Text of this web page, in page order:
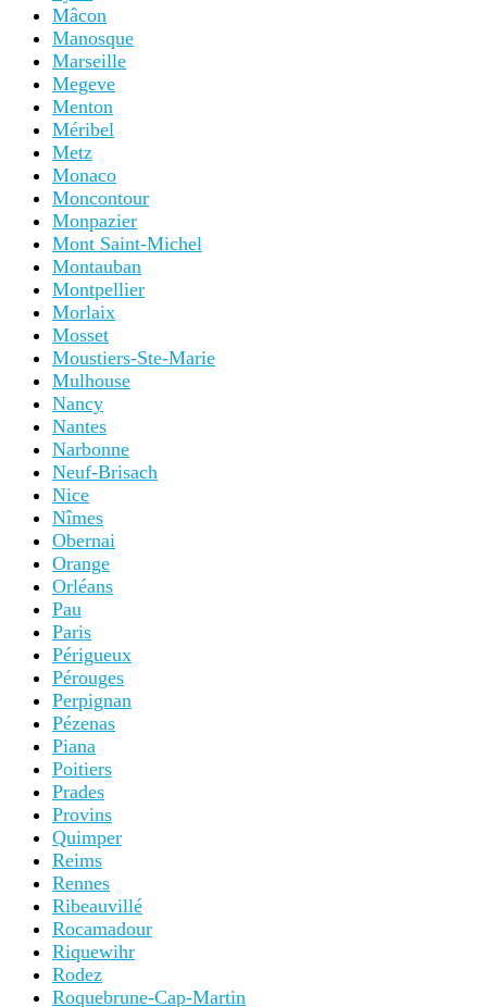
Mâcon
Manosque
Marseille
Megeve
Menton
Méribel
Metz
Monaco
Moncontour
Monpazier
Mont Saint-Michel
Montauban
Montpellier
Morlaix
Mosset
Moustiers-Ste-Marie
Mulhouse
Nancy
Nantes
Narbonne
Neuf-Brisach
Nice
Nîmes
Obernai
Orange
Orléans
Pau
Paris
Périgueux
Pérouges
Perpignan
Pézenas
Piana
Poitiers
Prades
Provins
Quimper
Reims
Rennes
Ribeauvillé
Rocamadour
Riquewihr
Rodez
Roquebrune-Cap-Martin